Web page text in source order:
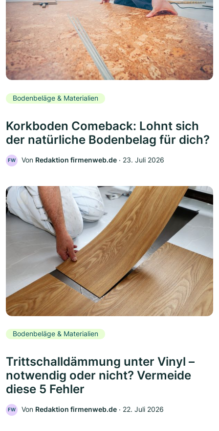
Bodenbeläge & Materialien
Korkboden Comeback: Lohnt sich
der natürliche Bodenbelag für dich?
FW Von Redaktion firmenweb.de ‧ 23. Juli 2026
Bodenbeläge & Materialien
Trittschalldämmung unter Vinyl –
notwendig oder nicht? Vermeide
diese 5 Fehler
FW Von Redaktion firmenweb.de ‧ 22. Juli 2026